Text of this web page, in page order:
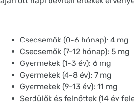
Csecsemők (0-6 hónap): 4 mg
Csecsemők (7-12 hónap): 5 mg
Gyermekek (1-3 év): 6 mg
Gyermekek (4-8 év): 7 mg
Gyermekek (9-13 év): 11 mg
Serdülők és felnőttek (14 év